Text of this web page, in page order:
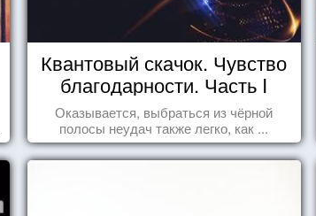
Квантовый скачок. Чувство
благодарности. Часть I
Оказывается, выбраться из чёрной
полосы неудач также легко, как ...